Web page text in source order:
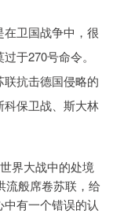
卫国战争中，很
于270号命令。
抗击德国侵略的
保卫战、斯大林
界大战中的处境
流般席卷苏联，给
有一个错误的认